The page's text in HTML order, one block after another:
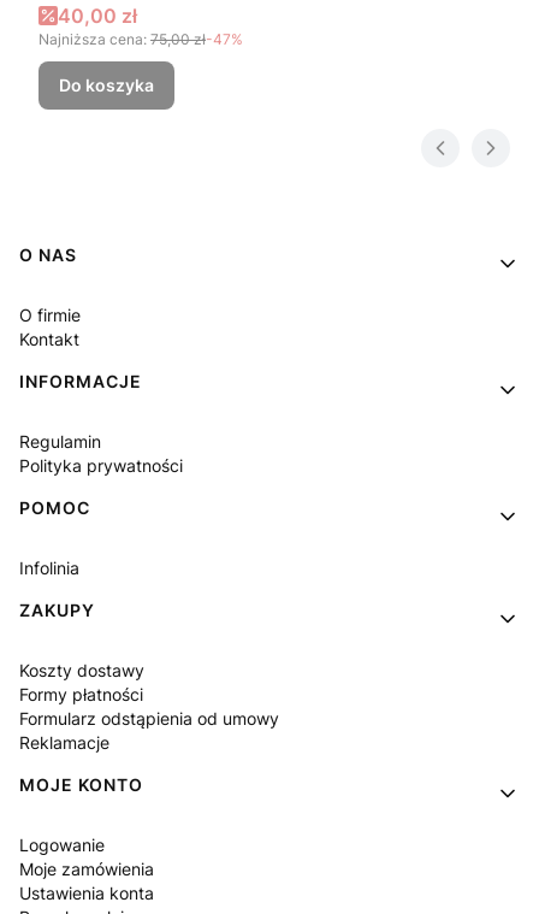
Cena promocyjna
40,00 zł
Najniższa cena: 75,00 zł-47%
Do koszyka
Linki w stopce
O NAS
O firmie
Kontakt
INFORMACJE
Regulamin
Polityka prywatności
POMOC
Infolinia
ZAKUPY
Koszty dostawy
Formy płatności
Formularz odstąpienia od umowy
Reklamacje
MOJE KONTO
Logowanie
Moje zamówienia
Ustawienia konta